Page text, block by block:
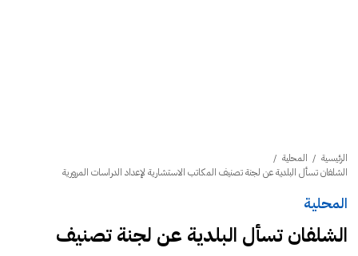
الرئيسية / المحلية /
الشلفان تسأل البلدية عن لجنة تصنيف المكاتب الاستشارية لإعداد الدراسات المرورية
المحلية
الشلفان تسأل البلدية عن لجنة تصنيف